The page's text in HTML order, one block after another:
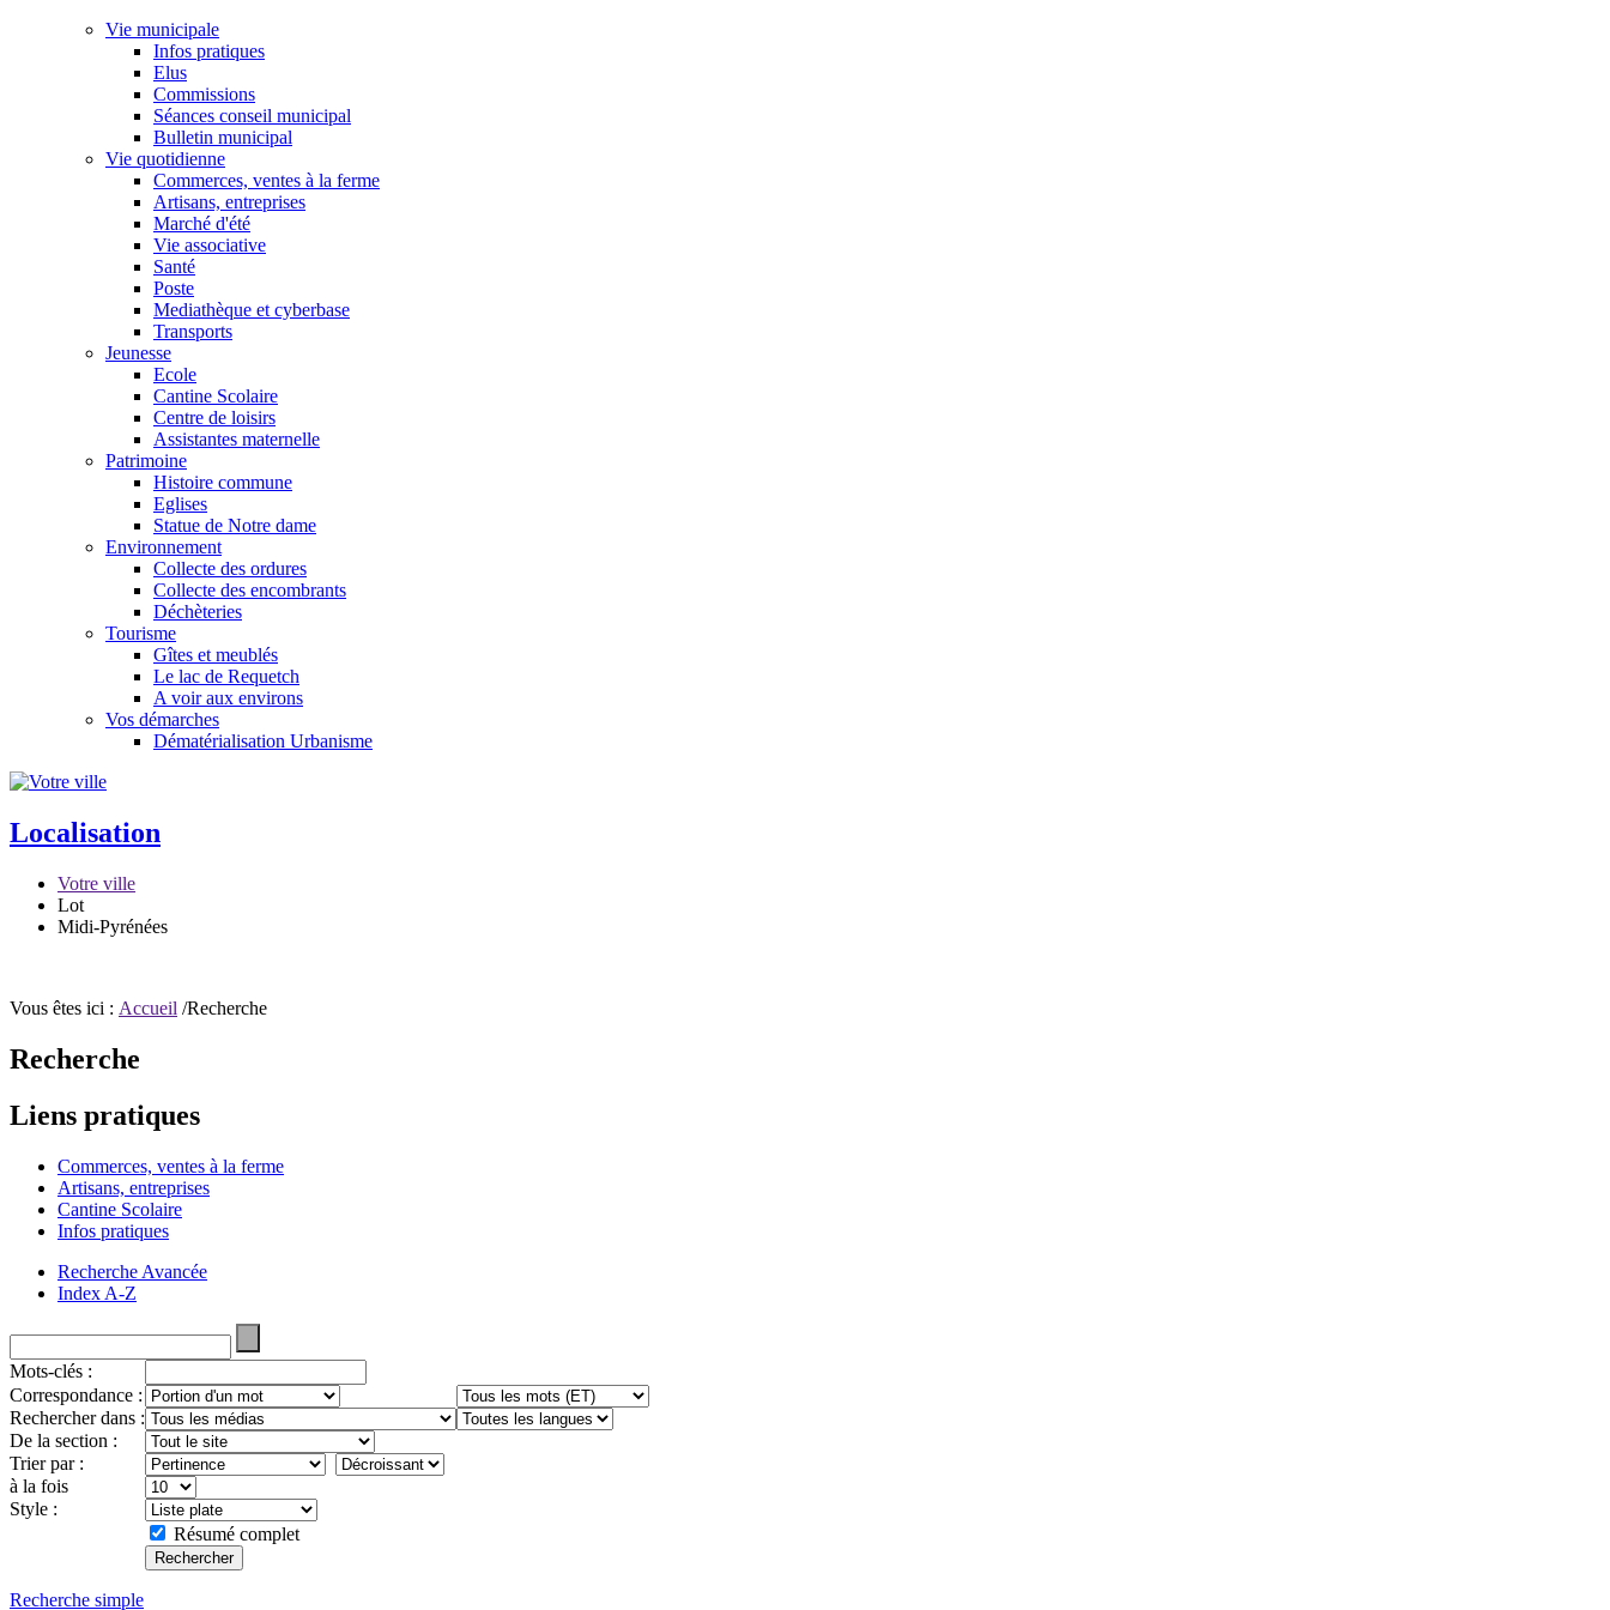
Vie municipale
Infos pratiques
Elus
Commissions
Séances conseil municipal
Bulletin municipal
Vie quotidienne
Commerces, ventes à la ferme
Artisans, entreprises
Marché d'été
Vie associative
Santé
Poste
Mediathèque et cyberbase
Transports
Jeunesse
Ecole
Cantine Scolaire
Centre de loisirs
Assistantes maternelle
Patrimoine
Histoire commune
Eglises
Statue de Notre dame
Environnement
Collecte des ordures
Collecte des encombrants
Déchèteries
Tourisme
Gîtes et meublés
Le lac de Requetch
A voir aux environs
Vos démarches
Dématérialisation Urbanisme
Localisation
Votre ville
Lot
Midi-Pyrénées
Vous êtes ici : Accueil /Recherche
Recherche
Liens pratiques
Commerces, ventes à la ferme
Artisans, entreprises
Cantine Scolaire
Infos pratiques
Recherche Avancée
Index A-Z
Mots-clés :
Correspondance :
Rechercher dans :
De la section :
Trier par :
à la fois
Style :
Résumé complet
Recherche simple